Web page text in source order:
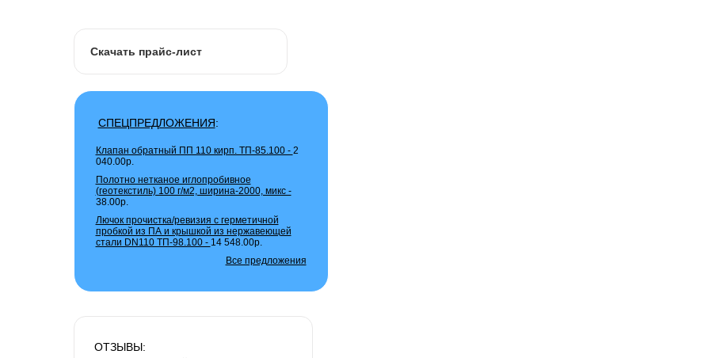
Скачать прайс-лист
СПЕЦПРЕДЛОЖЕНИЯ:
Клапан обратный ПП 110 кирп. ТП-85.100 - 2
040.00р.
Полотно нетканое иглопробивное
(геотекстиль) 100 г/м2, ширина-2000, микс -
38.00р.
Лючок прочистка/ревизия с герметичной
пробкой из ПА и крышкой из нержавеющей
стали DN110 ТП-98.100 - 14 548.00р.
Все предложения
ОТЗЫВЫ: